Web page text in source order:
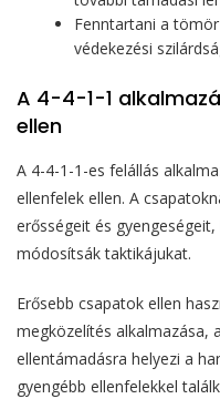
Fenntartani a
védekezési
A 4-4-1-1
ellen
A 4-4-1-1-es felállás
ellenfelek ellen. A
erősségeit és
módosítsák taktikájukat.
Erősebb csapatok ellen
megközelítés alkalmazása,
ellentámadásra helyezi a
gyengébb ellenfelekkel